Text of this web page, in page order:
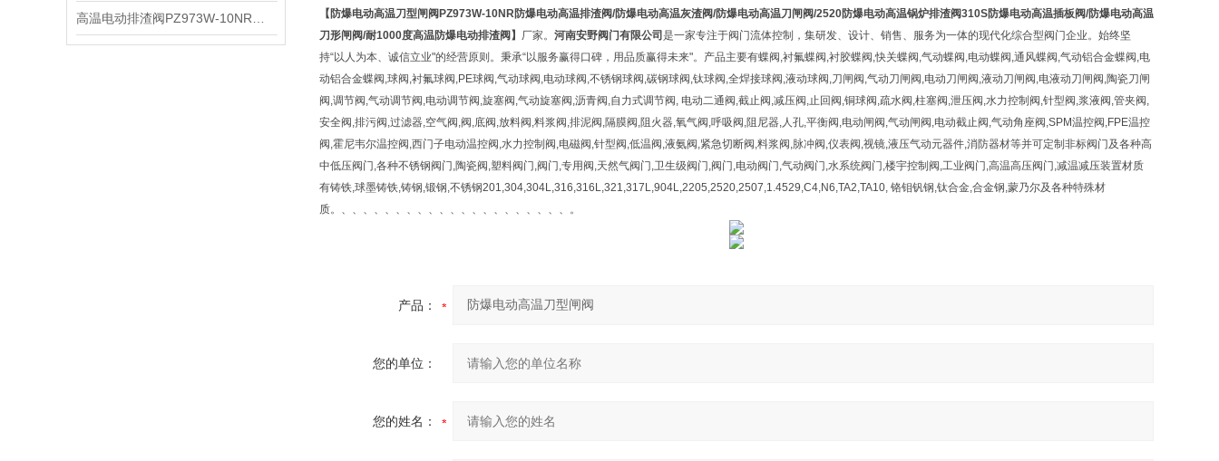
【 防爆电动高温刀型闸阀 PZ973W-10NR防爆电动高温排渣阀/防爆电动高温灰渣阀/防爆电动高温刀闸阀/2520防爆电动高温锅炉排渣阀310S防爆电动高温插板阀/防爆电动高温
刀形闸阀/耐1000度高温防爆电动排渣阀】 厂家。 河南安野阀门有限公司 是一家专注于阀门流体控制，集研发、设计、销售、服务为一体的现代化综合型阀门企业。始终坚
持“以人为本、诚信立业"的经营原则。秉承“以服务赢得口碑，用品质赢得未来"。产品主要有蝶阀,衬氟蝶阀,衬胶蝶阀,快关蝶阀,气动蝶阀,电动蝶阀,通风蝶阀,气动铝合金蝶阀,电
动铝合金蝶阀,球阀,衬氟球阀,PE球阀,气动球阀,电动球阀,不锈钢球阀,碳钢球阀,钛球阀,全焊接球阀,液动球阀,刀闸阀,气动刀闸阀,电动刀闸阀,液动刀闸阀,电液动刀闸阀,陶瓷刀闸
阀,调节阀,气动调节阀,电动调节阀,旋塞阀,气动旋塞阀,沥青阀,自力式调节阀, 电动二通阀,截止阀,减压阀,止回阀,铜球阀,疏水阀,柱塞阀,泄压阀,水力控制阀,针型阀,浆液阀,管夹阀,
安全阀,排污阀,过滤器,空气阀,阀,底阀,放料阀,料浆阀,排泥阀,隔膜阀,阻火器,氧气阀,呼吸阀,阻尼器,人孔,平衡阀,电动闸阀,气动闸阀,电动截止阀,气动角座阀,SPM温控阀,FPE温控
阀,霍尼韦尔温控阀,西门子电动温控阀,水力控制阀,电磁阀,针型阀,低温阀,液氨阀,紧急切断阀,料浆阀,脉冲阀,仪表阀,视镜,液压气动元器件,消防器材等并可定制非标阀门及各种高
中低压阀门,各种不锈钢阀门,陶瓷阀,塑料阀门,阀门,专用阀,天然气阀门,卫生级阀门,阀门,电动阀门,气动阀门,水系统阀门,楼宇控制阀,工业阀门,高温高压阀门,减温减压装置材质
有铸铁,球墨铸铁,铸钢,锻钢,不锈钢201,304,304L,316,316L,321,317L,904L,2205,2520,2507,1.4529,C4,N6,TA2,TA10, 铬钼钒钢,钛合金,合金钢,蒙乃尔及各种特殊材
质。、、、、、、、、、、、、、、、、、、、、、。
产品：
您的单位：
您的姓名：